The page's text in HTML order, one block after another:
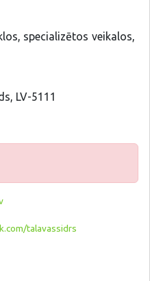
specializētos veikalos,
LV-5111
talavassidrs